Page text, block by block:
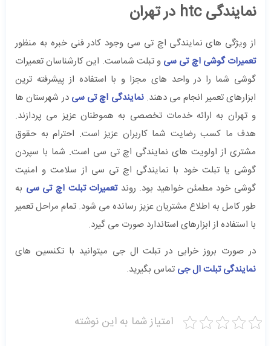
نمایندگی htc در تهران
از ویژگی های نمایندگی اچ تی سی وجود کادر فنی خبره به منظور
تعمیرات گوشی اچ تی سی و تبلت شماست. این کارشناسان تعمیرات
گوشی شما را در واحد های مجزا و با استفاده از پیشرفته ترین
ابزارهای تعمیر انجام می دهند.نمایندگی اچ تی سیدر شهرستان ها
و تهران به ارائه خدمات تخصصی به هموطنان عزیز می پردازند.
هدف ما کسب رضایت شما کاربران عزیز است. احترام به حقوق
مشتری از اولویت های نمایندگی اچ تی سی است. شما با سپردن
گوشی یا تبلت خود با نمایندگی اچ تی سی از سلامت و امنیت
گوشی خود مطمئن خواهید بود. روندتعمیرات تبلت اچ تی سی به
طور کامل به اطلاع مشتریان عزیز رسانده می شود. تمام مراحل تعمیر
با استفاده از ابزارهای استاندارد صورت می گیرد.
در صورت بروز خرابی در تبلت ال جی میتوانید با تکنسین های
نمایندگی تبلت ال جی تماس بگیرید.
امتیاز شما به این نوشته